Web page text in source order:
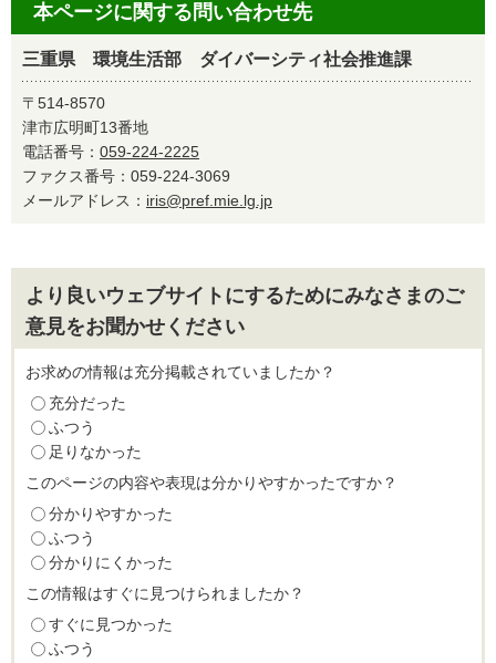
本ページに関する問い合わせ先
三重県 環境生活部 ダイバーシティ社会推進課
〒514-8570
津市広明町13番地
電話番号： 059-224-2225
ファクス番号：059-224-3069
メールアドレス： iris@pref.mie.lg.jp
より良いウェブサイトにするためにみなさまのご
意見をお聞かせください
お求めの情報は充分掲載されていましたか？
充分だった
ふつう
足りなかった
このページの内容や表現は分かりやすかったですか？
分かりやすかった
ふつう
分かりにくかった
この情報はすぐに見つけられましたか？
すぐに見つかった
ふつう